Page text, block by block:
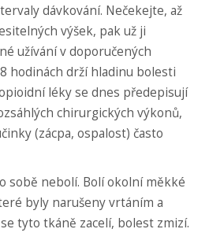
dávkování. Nečekejte, až
výšek, pak už ji
užívání v doporučených
hodinách drží hladinu bolesti
léky se dnes předepisují
chirurgických výkonů,
(zácpa, ospalost) často
sobě nebolí. Bolí okolní měkké
byly narušeny vrtáním a
tyto tkáně zacelí, bolest zmizí.